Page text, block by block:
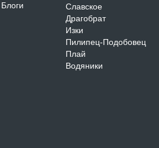
Блоги
Славское
Драгобрат
Изки
Пилипец-Подобовец
Плай
Водяники